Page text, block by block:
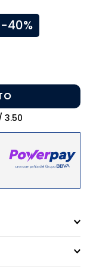
-40%
3.50